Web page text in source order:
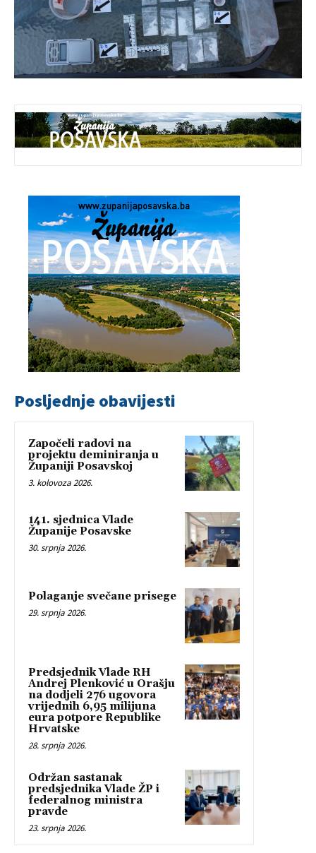
Posljednje obavijesti
Započeli radovi na
projektu deminiranja u
Županiji Posavskoj
3. kolovoza 2026.
141. sjednica Vlade
Županije Posavske
30. srpnja 2026.
Polaganje svečane prisege
29. srpnja 2026.
Predsjednik Vlade RH
Andrej Plenković u Orašju
na dodjeli 276 ugovora
vrijednih 6,95 milijuna
eura potpore Republike
Hrvatske
28. srpnja 2026.
Održan sastanak
predsjednika Vlade ŽP i
federalnog ministra
pravde
23. srpnja 2026.